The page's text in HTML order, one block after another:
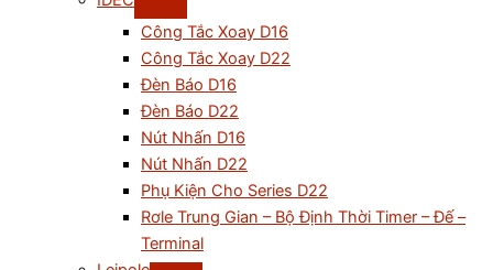
Công Tắc Xoay D16
Công Tắc Xoay D22
Đèn Báo D16
Đèn Báo D22
Nút Nhấn D16
Nút Nhấn D22
Phụ Kiện Cho Series D22
Rơle Trung Gian – Bộ Định Thời Timer – Đế –
Terminal